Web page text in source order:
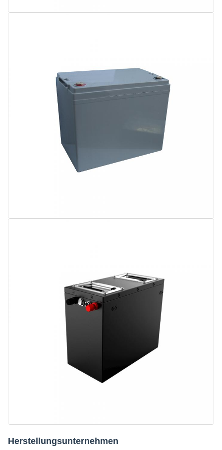
Herstellungsunternehmen